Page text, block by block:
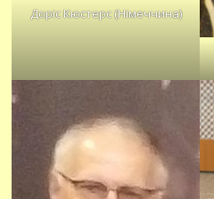
Доріс Кюстерс (Німеччина)